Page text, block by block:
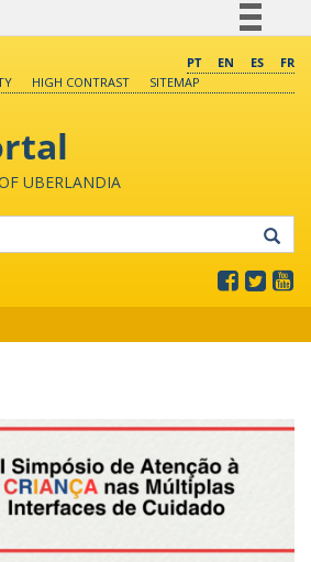
Comunica BR
Canais
PT EN ES
FR
HIGH CONTRAST SITEMAP
UBERLANDIA